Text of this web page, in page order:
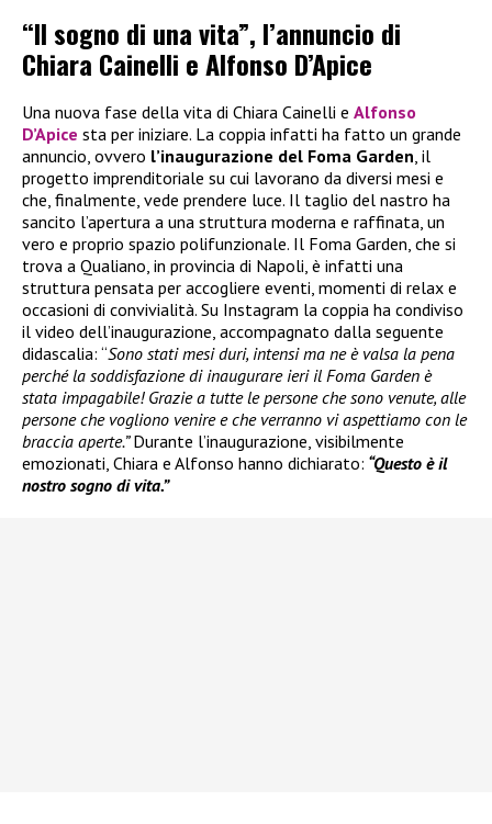
“Il sogno di una vita”, l’annuncio di
Chiara Cainelli e Alfonso D’Apice
Una nuova fase della vita di Chiara Cainelli e Alfonso
D’Apice sta per iniziare. La coppia infatti ha fatto un grande
annuncio, ovvero l’inaugurazione del Foma Garden, il
progetto imprenditoriale su cui lavorano da diversi mesi e
che, finalmente, vede prendere luce. Il taglio del nastro ha
sancito l’apertura a una struttura moderna e raffinata, un
vero e proprio spazio polifunzionale. Il Foma Garden, che si
trova a Qualiano, in provincia di Napoli, è infatti una
struttura pensata per accogliere eventi, momenti di relax e
occasioni di convivialità. Su Instagram la coppia ha condiviso
il video dell’inaugurazione, accompagnato dalla seguente
didascalia: “Sono stati mesi duri, intensi ma ne è valsa la pena
perché la soddisfazione di inaugurare ieri il Foma Garden è
stata impagabile! Grazie a tutte le persone che sono venute, alle
persone che vogliono venire e che verranno vi aspettiamo con le
braccia aperte.”Durante l’inaugurazione, visibilmente
emozionati, Chiara e Alfonso hanno dichiarato: “Questo è il
nostro sogno di vita.”